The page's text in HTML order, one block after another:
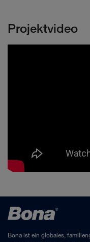
Projektvideo
Bona ist ein globales,